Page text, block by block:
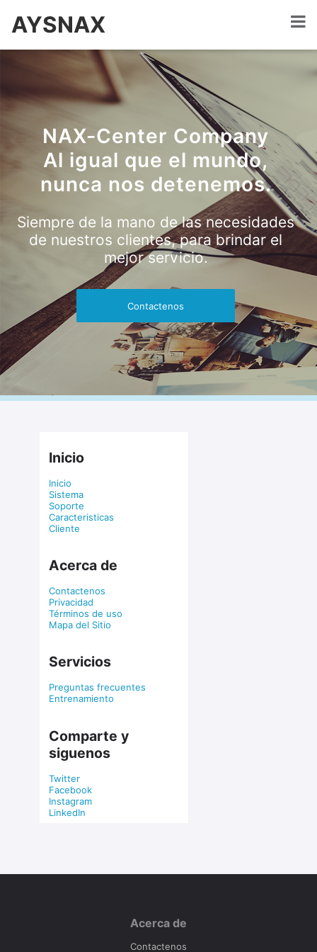
AYSNAX
NAX-Center Company
Al igual que el mundo,
nunca nos detenemos.
Siempre de la mano de las necesidades
de nuestros clientes, para brindar el
mejor servicio.
Contactenos
Inicio
Inicio
Sistema
Soporte
Caracteristicas
Cliente
Acerca de
Contactenos
Privacidad
Términos de uso
Mapa del Sitio
Servicios
Preguntas frecuentes
Entrenamiento
Comparte y
siguenos
Twitter
Facebook
Instagram
LinkedIn
Acerca de
Contactenos